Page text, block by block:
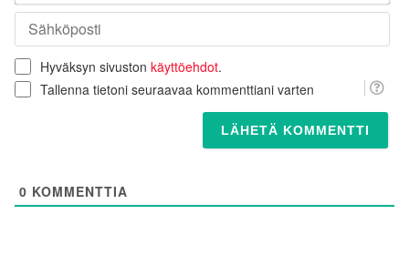
Hyväksyn sivuston käyttöehdot.
Tallenna tietoni seuraavaa kommenttiani varten
0 KOMMENTTIA